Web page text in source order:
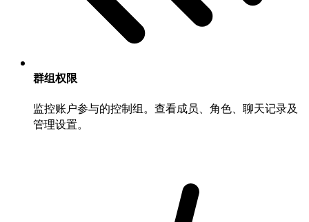
群组权限
监控账户参与的控制组。查看成员、角色、聊天记录及
管理设置。